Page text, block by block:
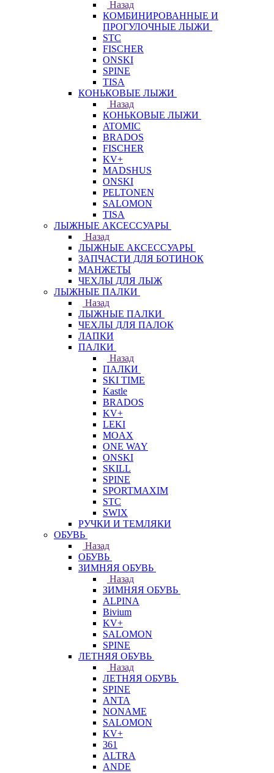
Назад
КОМБИНИРОВАННЫЕ И
ПРОГУЛОЧНЫЕ ЛЫЖИ
STC
FISCHER
ONSKI
SPINE
TISA
КОНЬКОВЫЕ ЛЫЖИ
Назад
КОНЬКОВЫЕ ЛЫЖИ
ATOMIC
BRADOS
FISCHER
KV+
MADSHUS
ONSKI
PELTONEN
SALOMON
TISA
ЛЫЖНЫЕ АКСЕССУАРЫ
Назад
ЛЫЖНЫЕ АКСЕССУАРЫ
ЗАПЧАСТИ ДЛЯ БОТИНОК
МАНЖЕТЫ
ЧЕХЛЫ ДЛЯ ЛЫЖ
ЛЫЖНЫЕ ПАЛКИ
Назад
ЛЫЖНЫЕ ПАЛКИ
ЧЕХЛЫ ДЛЯ ПАЛОК
ЛАПКИ
ПАЛКИ
Назад
ПАЛКИ
SKI TIME
Kastle
BRADOS
KV+
LEKI
MOAX
ONE WAY
ONSKI
SKILL
SPINE
SPORTMAXIM
STC
SWIX
РУЧКИ И ТЕМЛЯКИ
ОБУВЬ
Назад
ОБУВЬ
ЗИМНЯЯ ОБУВЬ
Назад
ЗИМНЯЯ ОБУВЬ
ALPINA
Bivium
KV+
SALOMON
SPINE
ЛЕТНЯЯ ОБУВЬ
Назад
ЛЕТНЯЯ ОБУВЬ
SPINE
ANTA
NONAME
SALOMON
KV+
361
ALTRA
ANDE